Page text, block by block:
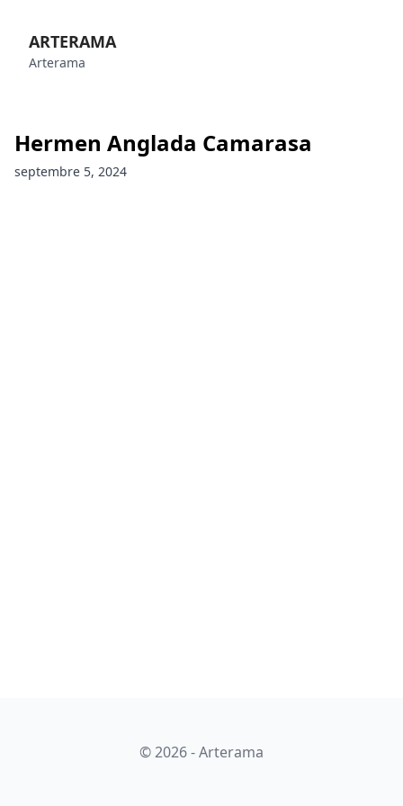
ARTERAMA
Arterama
Hermen Anglada Camarasa
septembre 5, 2024
© 2026 - Arterama